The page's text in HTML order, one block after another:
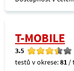
T-MOBILE
3.5
testů v okrese:81 /